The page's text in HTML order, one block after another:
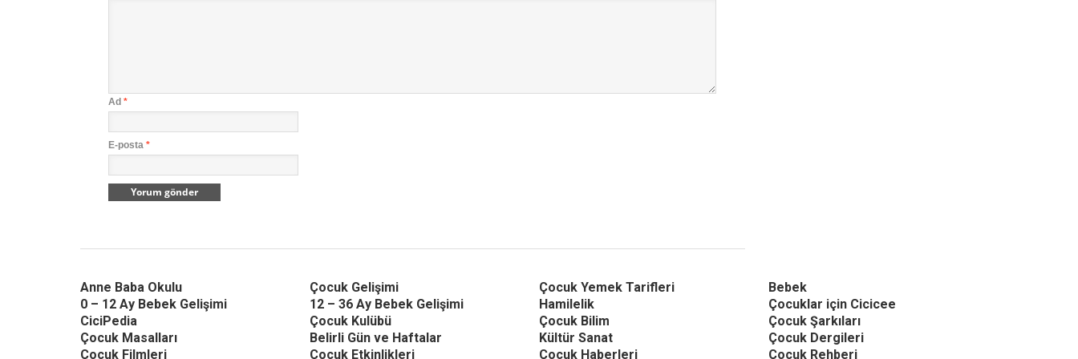
Ad *
E-posta *
Anne Baba Okulu Çocuk Gelişimi Çocuk Yemek Tarifleri
Bebek
0 – 12 Ay Bebek Gelişimi
12 – 36 Ay Bebek Gelişimi Hamilelik
Çocuklar için Cicicee
CiciPedia
Çocuk Kulübü Çocuk Bilim
Çocuk Şarkıları
Çocuk Masalları
Belirli Gün ve Haftalar Kültür Sanat
Çocuk Dergileri
Çocuk Filmleri
Çocuk Etkinlikleri Çocuk Haberleri Çocuk Rehberi